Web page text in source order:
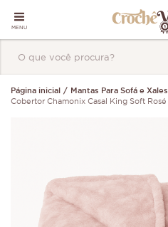
MENU
Página inicial Mantas Para Sofá e Xales
Cobertor Chamonix Casal King Soft Rosé